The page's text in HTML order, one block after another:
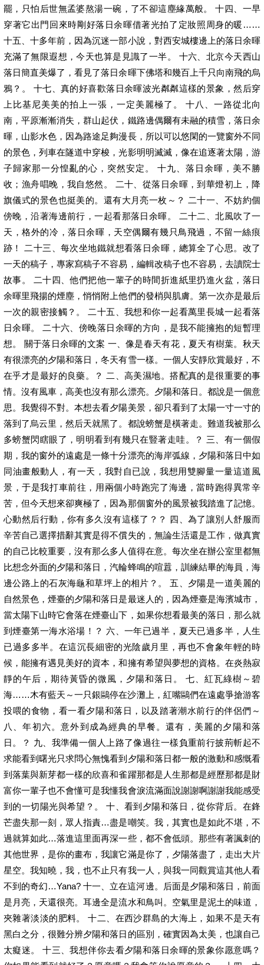
罷，只怕后世無孟婆熬湯一碗，了不卻這塵緣萬般。 十四、一早
穿著它出門回來時剛好落日余暉借著光拍了定妝照周身的暖……
十五、十多年前，因為沉迷一部小說，對西安城樓邊上的落日余暉
充滿了無限遐想，今天也算是見識了一半。 十六、北京今天西山
落日簡直美爆了，看見了落日余暉下佛塔和幾百上千只向南飛的烏
鴉？。 十七、真的好喜歡落日余暉波光粼粼這樣的景象，然后穿
上比基尼美美的拍上一張，一定美麗極了。 十八、一路從北向
南，平原漸漸消失，群山起伏，鐵路邊偶爾有未融的積雪，落日余
暉，山影水色，因為路途足夠漫長，所以可以悠閑的一覽窗外不同
的景色，列車在隧道中穿梭，光影明明滅滅，像在追逐著太陽，游
子歸家那一分惶亂的心，突然安定。 十九、落日余暉，美不勝
收；漁舟唱晚，我自悠然。 二十、從落日余暉，到華燈初上，降
旗儀式的景色也挺美的。還有大月亮一枚～？ 二十一、不妨約個
傍晚，沿著海邊前行，一起看那落日余暉。 二十二、北風吹了一
天，格外的冷，落日余暉，天空偶爾有幾只鳥飛過，不留一絲痕
跡！ 二十三、每次坐地鐵就想看落日余暉，總算全了心思。改了
一天的稿子，專家寫稿子不容易，編輯改稿子也不容易，去讀院士
故事。 二十四、他們把他一輩子的時間折進紙里扔進火盆，落日
余暉里飛揚的煙塵，悄悄附上他們的發梢與肌膚。第一次亦是最后
一次的親密接觸？。 二十五、我想和你一起看萬里長城一起看落
日余暉。 二十六、傍晚落日余暉的方向，是我不能擁抱的短暫理
想。 關于落日余暉的文案 一、像是春天有花，夏天有樹葉。秋天
有很漂亮的夕陽和落日，冬天有雪一樣。一個人安靜欣賞最好，不
在乎才是最好的良藥。？ 二、高美濕地。搭配真的是很重要的事
情。沒有風車，高美也沒有那么漂亮。夕陽和落日。都說是一個意
思。我覺得不對。本想去看夕陽美景，卻只看到了太陽一寸一寸的
落到了烏云里，然后天就黑了。都說螃蟹是橫著走。難道我被那么
多螃蟹閃瞎眼了，明明看到有幾只在豎著走哇。？ 三、有一個假
期，我的窗外的遠處是一條十分漂亮的海岸弧線，夕陽和落日中如
同油畫般動人，有一天，我對自已說，我想用雙腳量一量這道風
景，于是我打車前往，用兩個小時跑完了海邊，當時跑得異常辛
苦，但今天想來卻爽極了，因為那個窗外的風景被我踏進了記憶。
心動然后行動，你有多久沒有這樣了？？ 四、為了讓別人舒服而
辛苦自己選擇措辭其實是得不償失的，無論生活還是工作，做真實
的自己比較重要，沒有那么多人值得在意。每次坐在辦公室里都無
比想念外面的夕陽和落日，汽輪蜂鳴的喧囂，訓練結畢的海員，海
邊公路上的石灰海龜和草坪上的相片？。 五、夕陽是一道美麗的
自然景色，煙臺的夕陽和落日是最迷人的，因為煙臺是海濱城市，
當太陽下山時它會落在煙臺山下，如果你想看最美的落日，那么就
到煙臺第一海水浴場！？ 六、一年已過半，夏天已過多半，人生
已過多多半。在這沉長細密的光陰歲月里，再也不會象年輕的時
候，能擁有遇見美好的資本，和擁有希望與夢想的資格。在炎熱寂
靜的午后，期待黃昏的微風，夕陽和落日。 七、紅瓦綠樹～碧
海……木有藍天～一只銀鷗停在沙灘上，紅嘴鷗們在遠處爭搶游客
投喂的食物，看一看夕陽和落日，以及踏著潮水前行的伴侶們～
八、年初六。意外到成為經典的早餐。還有，美麗的夕陽和落
日。？ 九、我準備一個人上路了像過往一樣負重前行披荊斬起不
求能看到曙光只求問心無愧看到夕陽和落日都一般的激動和感慨看
到落葉與新芽都一樣的欣喜和雀躍那都是人生那都是經歷那都是財
富你一輩子也不會懂可是我懂我會淚流滿面說謝謝啊謝謝我能感受
到的一切陽光與希望？。 十、看到夕陽和落日，從你背后。在鋒
芒盡失那一刻，眾人指責…盡是嘲笑。我，其實也是如此不堪，不
過就算如此…落進這里面再深一些，都不會低頭。那些有著諷刺的
其他世界，是你的畫布，我讓它滿是你了，夕陽落盡了，走出大片
星空。我知曉，我，也不止只有我一人，與我一同觀賞這其他人看
不到的奇幻…Yana? 十一、立在這河邊。后面是夕陽和落日，前面
是月亮，天還很亮。耳邊全是流水和鳥叫。空氣里是泥土的味道，
夾雜著淡淡的肥料。 十二、在西沙群島的大海上，如果不是天有
黑白之分，很難分辨夕陽和落日的區別，確實因為太美，也讓自己
太癡迷。 十三、我想伴你去看夕陽和落日余暉的景象你愿意嗎？